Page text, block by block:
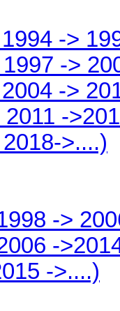
->
->
->
-
>....)
->
-
->....)